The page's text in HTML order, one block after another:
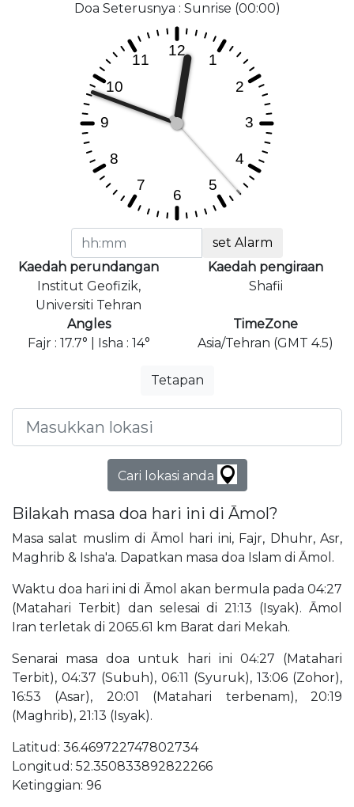
Doa Seterusnya : Sunrise (00:00)
set Alarm
Kaedah perundangan
Institut Geofizik,
Universiti Tehran
Kaedah pengiraan
Shafii
Angles
Fajr : 17.7° | Isha : 14°
TimeZone
Asia/Tehran (GMT 4.5)
Tetapan
Cari lokasi anda
Bilakah masa doa hari ini di Āmol?
Masa salat muslim di Āmol hari ini, Fajr, Dhuhr, Asr,
Maghrib & Isha'a. Dapatkan masa doa Islam di Āmol.
Waktu doa hari ini di Āmol akan bermula pada 04:27
(Matahari Terbit) dan selesai di 21:13 (Isyak). Āmol
Iran terletak di 2065.61 km Barat dari Mekah.
Senarai masa doa untuk hari ini 04:27 (Matahari
Terbit), 04:37 (Subuh), 06:11 (Syuruk), 13:06 (Zohor),
16:53 (Asar), 20:01 (Matahari terbenam), 20:19
(Maghrib), 21:13 (Isyak).
Latitud: 36.469722747802734
Longitud: 52.350833892822266
Ketinggian: 96